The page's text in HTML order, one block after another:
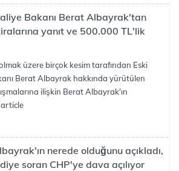
Bakanı Berat Albayrak'tan
yanıt ve 500.000 TL'lik
üzere birçok kesim tarafından Eski
Berat Albayrak hakkında yürütülen
ilişkin Berat Albayrak'ın
nerede olduğunu açıkladı,
soran CHP'ye dava açılıyor